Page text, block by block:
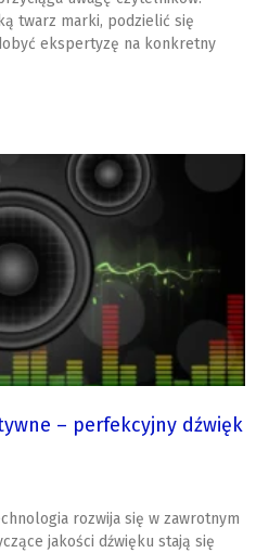
twarz marki, podzielić się
ekspertyzę na konkretny
– perfekcyjny dźwięk
rozwija się w zawrotnym
jakości dźwięku stają się